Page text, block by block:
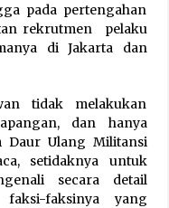
pada pertengahan
rekrutmen pelaku
di Jakarta dan
tidak melakukan
dan hanya
Daur Ulang Militansi
setidaknya untuk
secara detail
faksinya yang